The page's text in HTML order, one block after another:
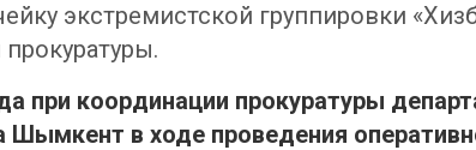
экстремистской группировки
при координации прокуратуры
Шымкент в ходе проведения